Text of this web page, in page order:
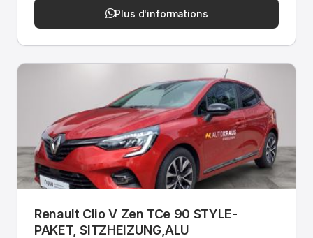
Plus d'informations
Renault Clio V Zen TCe 90 STYLE-
PAKET, SITZHEIZUNG,ALU